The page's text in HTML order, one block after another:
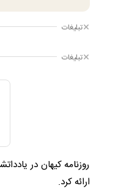
تبلیغات
تبلیغات
ارائه کرد.